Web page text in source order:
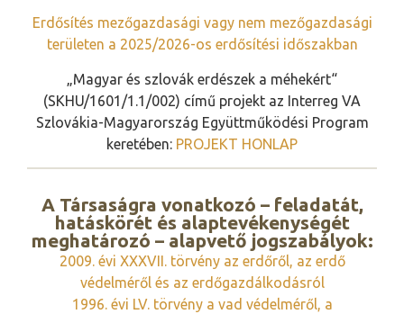
Erdősítés mezőgazdasági vagy nem mezőgazdasági
területen a 2025/2026-os erdősítési időszakban
„Magyar és szlovák erdészek a méhekért“
(SKHU/1601/1.1/002) című projekt az Interreg VA
Szlovákia-Magyarország Együttműködési Program
keretében: PROJEKT HONLAP
A Társaságra vonatkozó – feladatát,
hatáskörét és alaptevékenységét
meghatározó – alapvető jogszabályok:
2009. évi XXXVII. törvény az erdőről, az erdő
védelméről és az erdőgazdálkodásról
1996. évi LV. törvény a vad védelméről, a